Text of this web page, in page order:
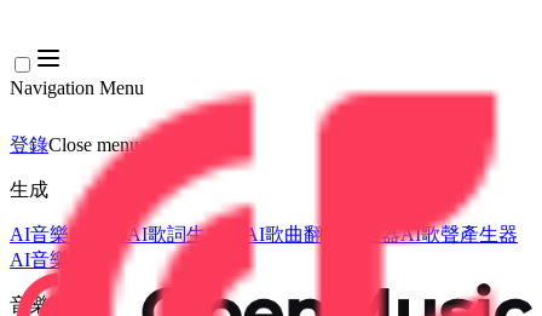
Navigation Menu
登錄Close menu×
生成
AI音樂生成器 AI歌詞生成器 AI歌曲翻唱產生器AI歌聲產生器
AI音樂影片
音樂編輯